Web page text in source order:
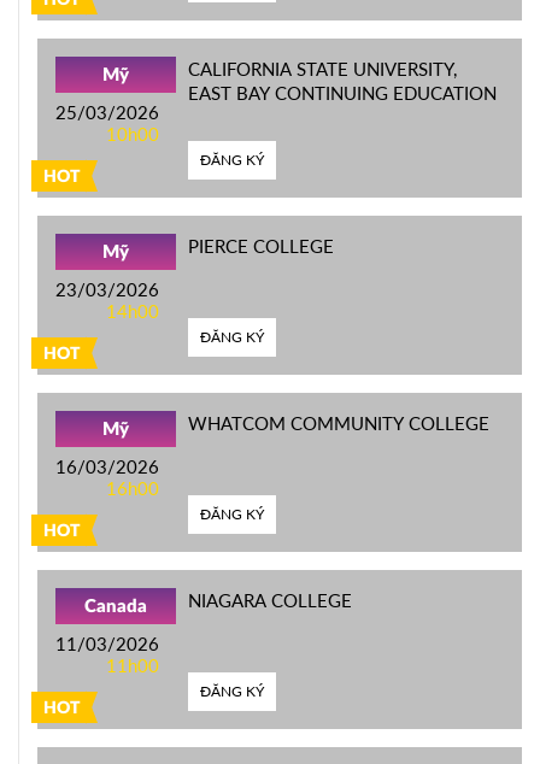
HOT
Mỹ
25/03/2026
10h00
CALIFORNIA STATE UNIVERSITY,
EAST BAY CONTINUING EDUCATION
ĐĂNG KÝ
HOT
Mỹ
23/03/2026
14h00
PIERCE COLLEGE
ĐĂNG KÝ
HOT
Mỹ
16/03/2026
16h00
WHATCOM COMMUNITY COLLEGE
ĐĂNG KÝ
HOT
Canada
11/03/2026
11h00
NIAGARA COLLEGE
ĐĂNG KÝ